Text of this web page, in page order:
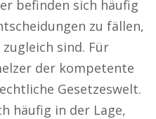
befinden sich häufig
zu fällen,
sind. Für
der kompetente
Gesetzeswelt.
häufig in der Lage,